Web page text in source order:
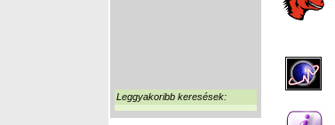
Leggyakoribb keresések: